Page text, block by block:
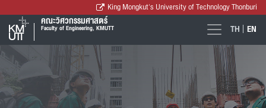
King Mongkut's University of Technology Thonburi
คณะวิศวกรรมศาสตร์
Faculty of Engineering, KMUTT TH EN